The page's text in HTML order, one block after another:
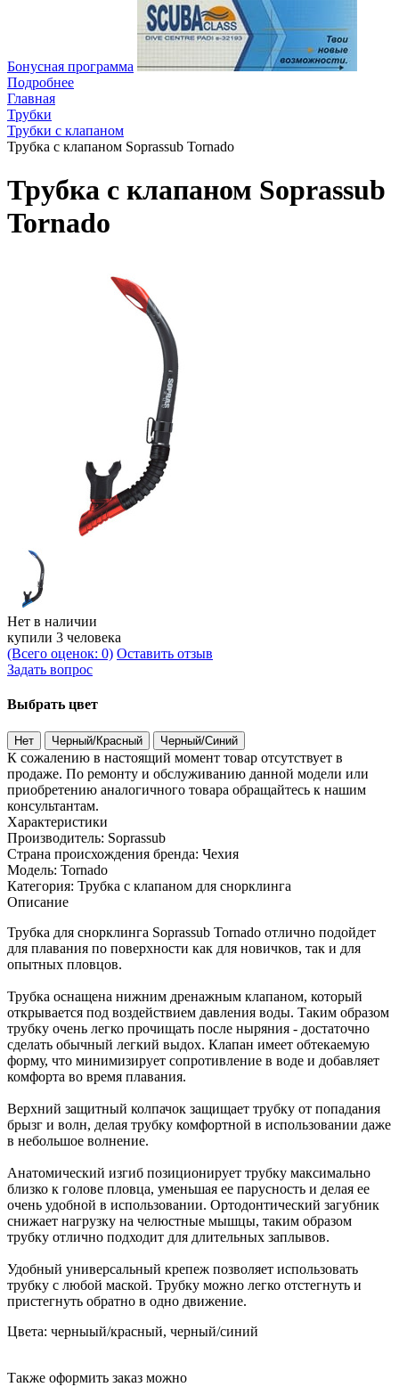
Бонусная программа
Подробнее
Главная
Трубки
Трубки с клапаном
Трубка с клапаном Soprassub Tornado
Трубка с клапаном Soprassub
Tornado
Нет в наличии
купили 3 человека
(Всего оценок: 0) Оставить отзыв
Задать вопрос
Выбрать цвет
Нет Черный/Красный Черный/Синий
К сожалению в настоящий момент товар отсутствует в
продаже. По ремонту и обслуживанию данной модели или
приобретению аналогичного товара обращайтесь к нашим
консультантам.
Характеристики
Производитель: Soprassub
Страна происхождения бренда: Чехия
Модель: Tornado
Категория: Трубка с клапаном для снорклинга
Описание
Трубка для снорклинга Soprassub Tornado отлично подойдет
для плавания по поверхности как для новичков, так и для
опытных пловцов.
Трубка оснащена нижним дренажным клапаном, который
открывается под воздействием давления воды. Таким образом
трубку очень легко прочищать после ныряния - достаточно
сделать обычный легкий выдох. Клапан имеет обтекаемую
форму, что минимизирует сопротивление в воде и добавляет
комфорта во время плавания.
Верхний защитный колпачок защищает трубку от попадания
брызг и волн, делая трубку комфортной в использовании даже
в небольшое волнение.
Анатомический изгиб позиционирует трубку максимально
близко к голове пловца, уменьшая ее парусность и делая ее
очень удобной в использовании. Ортодонтический загубник
снижает нагрузку на челюстные мышцы, таким образом
трубку отлично подходит для длительных заплывов.
Удобный универсальный крепеж позволяет использовать
трубку с любой маской. Трубку можно легко отстегнуть и
пристегнуть обратно в одно движение.
Цвета: черныый/красный, черный/синий
Также оформить заказ можно